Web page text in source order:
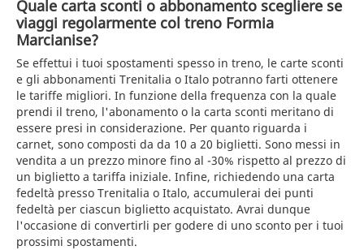
Quale carta sconti o abbonamento scegliere se
viaggi regolarmente col treno Formia
Marcianise?
Se effettui i tuoi spostamenti spesso in treno, le carte sconti
e gli abbonamenti Trenitalia o Italo potranno farti ottenere
le tariffe migliori. In funzione della frequenza con la quale
prendi il treno, l'abonamento o la carta sconti meritano di
essere presi in considerazione. Per quanto riguarda i
carnet, sono composti da da 10 a 20 biglietti. Sono messi in
vendita a un prezzo minore fino al -30% rispetto al prezzo di
un biglietto a tariffa iniziale. Infine, richiedendo una carta
fedeltà presso Trenitalia o Italo, accumulerai dei punti
fedeltà per ciascun biglietto acquistato. Avrai dunque
l'occasione di convertirli per godere di uno sconto per i tuoi
prossimi spostamenti.